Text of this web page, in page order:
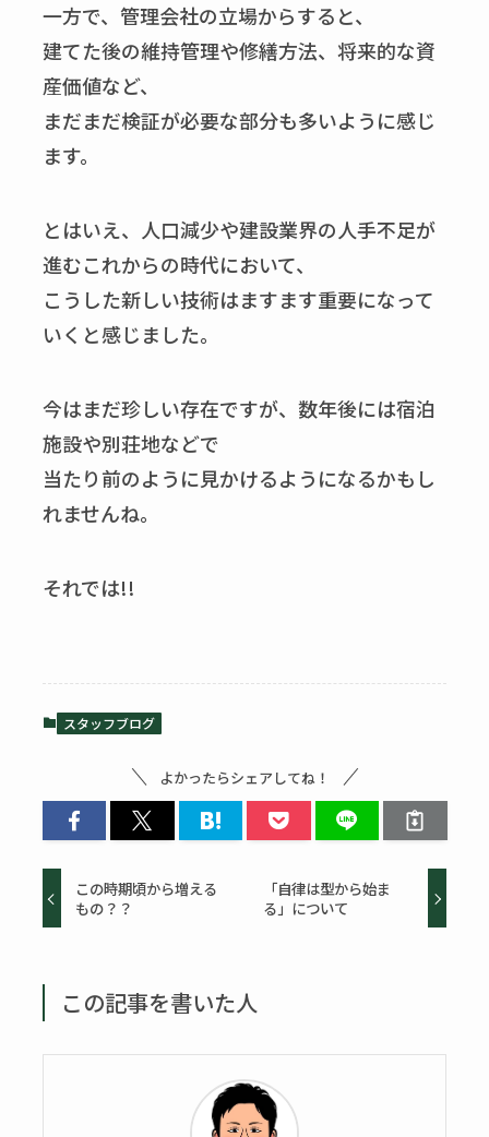
一方で、管理会社の立場からすると、
建てた後の維持管理や修繕方法、将来的な資
産価値など、
まだまだ検証が必要な部分も多いように感じ
ます。
とはいえ、人口減少や建設業界の人手不足が
進むこれからの時代において、
こうした新しい技術はますます重要になって
いくと感じました。
今はまだ珍しい存在ですが、数年後には宿泊
施設や別荘地などで
当たり前のように見かけるようになるかもし
れませんね。
それでは!!
スタッフブログ
よかったらシェアしてね！
この時期頃から増える
もの？？
「自律は型から始ま
る」について
この記事を書いた人